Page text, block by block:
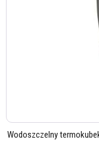
Wodoszczelny